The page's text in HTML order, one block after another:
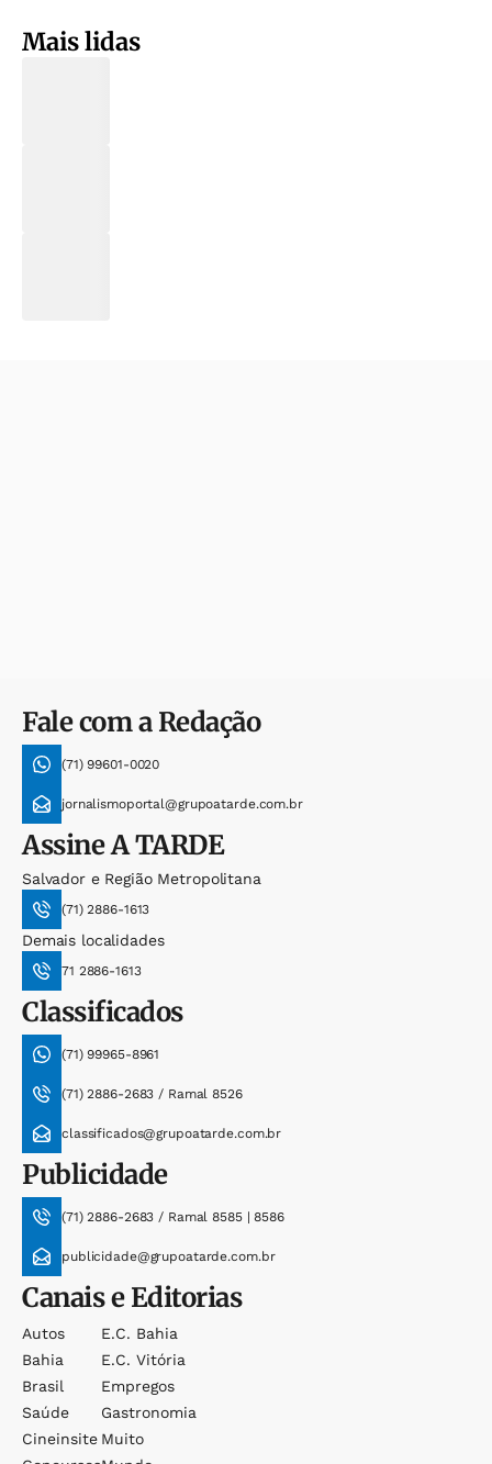
Mais lidas
Fale com a Redação
(71) 99601-0020
jornalismoportal@grupoatarde.com.br
AssineA TARDE
Salvador e Região Metropolitana
(71) 2886-1613
Demais localidades
71 2886-1613
Classificados
(71) 99965-8961
(71) 2886-2683 / Ramal 8526
classificados@grupoatarde.com.br
Publicidade
(71) 2886-2683 / Ramal 8585 | 8586
publicidade@grupoatarde.com.br
Canais e Editorias
Autos
Bahia
Brasil
Saúde
Cineinsite
E.c. Bahia
E.c. Vitória
Empregos
Gastronomia
Muito